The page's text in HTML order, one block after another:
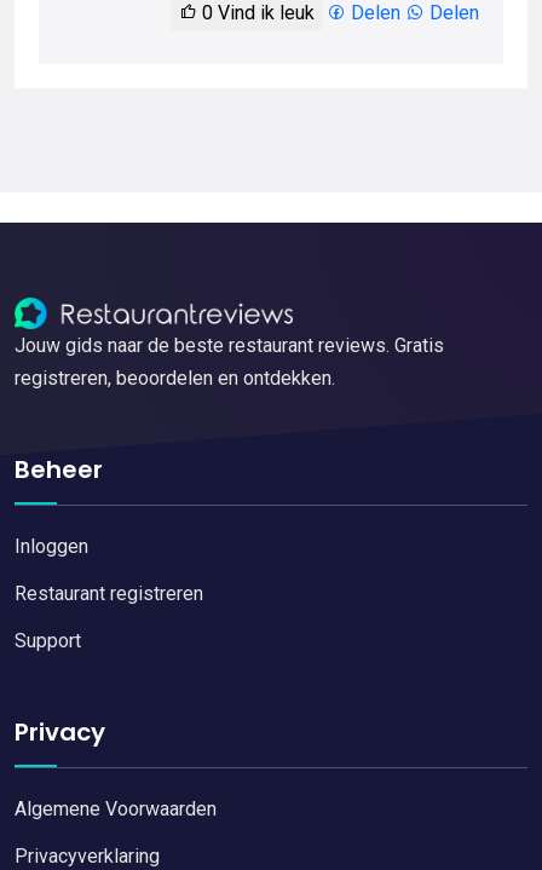
0 Vind ik leuk Delen Delen
Jouw gids naar de beste restaurant reviews. Gratis
registreren, beoordelen en ontdekken.
Beheer
Inloggen
Restaurant registreren
Support
Privacy
Algemene Voorwaarden
Privacyverklaring